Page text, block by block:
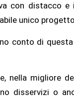
con distacco e
unico
conto di questa
nella migliore
disservizi o